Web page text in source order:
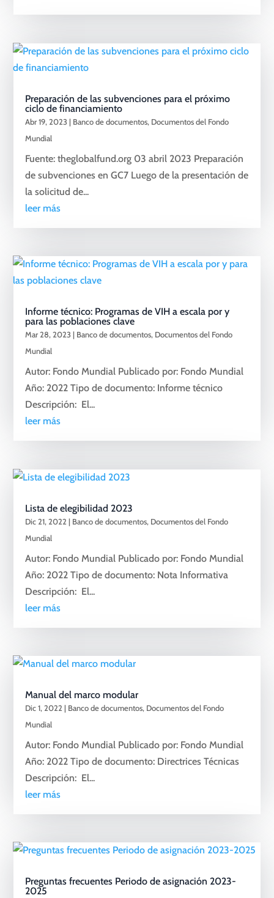
Preparación de las subvenciones para el próximo
ciclo de financiamiento
Abr 19, 2023| Banco de documentos, Documentos del Fondo
Mundial
Fuente: theglobalfund.org 03 abril 2023 Preparación
de subvenciones en GC7 Luego de la presentación de
la solicitud de...
leer más
Informe técnico: Programas de VIH a escala por y
para las poblaciones clave
Mar 28, 2023| Banco de documentos, Documentos del Fondo
Mundial
Autor: Fondo Mundial Publicado por: Fondo Mundial
Año: 2022 Tipo de documento: Informe técnico
Descripción: El...
leer más
Lista de elegibilidad 2023
Dic 21, 2022 | Banco de documentos, Documentos del Fondo
Mundial
Autor: Fondo Mundial Publicado por: Fondo Mundial
Año: 2022 Tipo de documento: Nota Informativa
Descripción: El...
leer más
Manual del marco modular
Dic 1, 2022 | Banco de documentos, Documentos del Fondo
Mundial
Autor: Fondo Mundial Publicado por: Fondo Mundial
Año: 2022 Tipo de documento: Directrices Técnicas
Descripción: El...
leer más
Preguntas frecuentes Periodo de asignación 2023-
2025